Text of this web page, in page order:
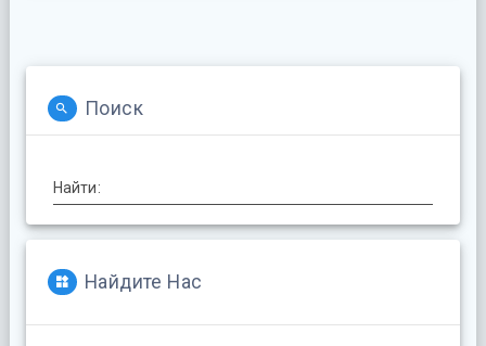
Поиск
Найти:
Найдите Нас